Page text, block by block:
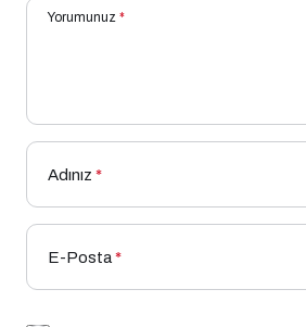
Yorumunuz *
Adınız *
E-Posta*